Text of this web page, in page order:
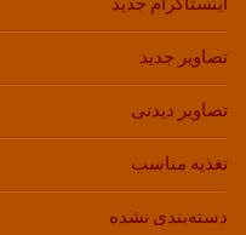
تصاویر جدید
تصاویر دیدنی
تغذیه مناسب
دسته‌بندی نشده